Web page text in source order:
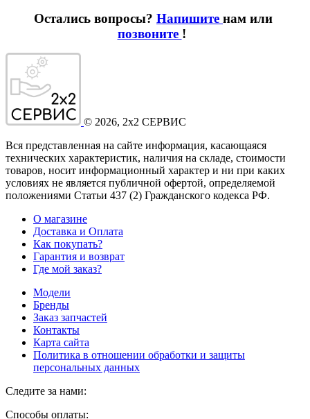
Остались вопросы? Напишите нам или
позвоните !
© 2026, 2x2 СЕРВИС
Вся представленная на сайте информация, касающаяся
технических характеристик, наличия на складе, стоимости
товаров, носит информационный характер и ни при каких
условиях не является публичной офертой, определяемой
положениями Статьи 437 (2) Гражданского кодекса РФ.
О магазине
Доставка и Оплата
Как покупать?
Гарантия и возврат
Где мой заказ?
Модели
Бренды
Заказ запчастей
Контакты
Карта сайта
Политика в отношении обработки и защиты
персональных данных
Следите за нами:
Способы оплаты: